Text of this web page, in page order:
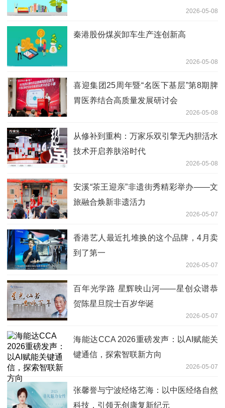
2026-05-08
秦港股份煤炭卸车生产连创新高
2026-05-08
喜迎集团25周年暨“名医下基层”第8期脾
胃医养结合高质量发展研讨会
2026-05-08
从修补到重构：万家乐双引擎无内胆活水
技术开启养肤浴时代
2026-05-08
安溪“茶王迎亲”非遗街秀精彩举办——文
旅融合焕新非遗活力
2026-05-07
香港艺人最近扎堆换的这个品牌，4月卖
到了第一
2026-05-07
百年光学路 星辉映山河——星创众谱恭
贺陈星旦院士百岁华诞
2026-05-07
海能达CCA 2026重磅发声：以AI赋能关
键通信，探索智联新方向
2026-05-07
张馨誉与宁波经络艺海：以中医经络自然
科技，引领无创康复新纪元